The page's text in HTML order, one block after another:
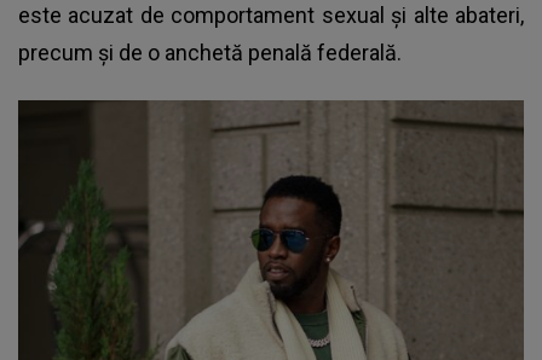
este acuzat de comportament sexual şi alte abateri,
precum şi de o anchetă penală federală.